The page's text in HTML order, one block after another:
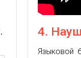
4.
Языковой